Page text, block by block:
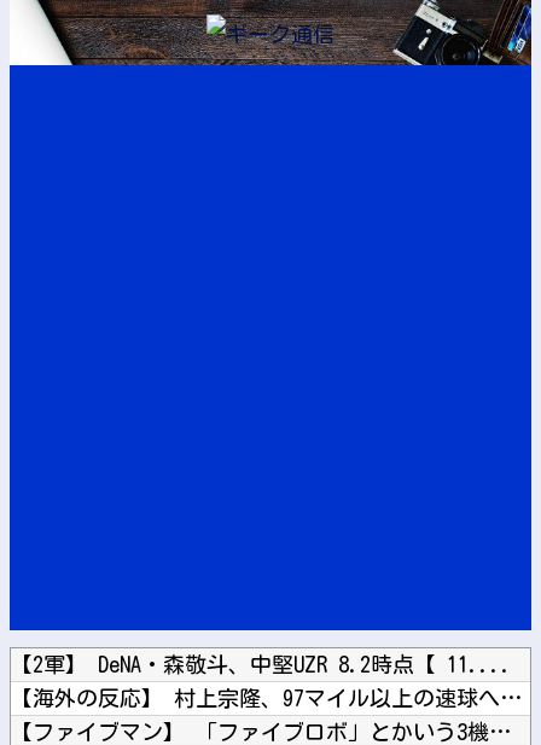
【2軍】 DeNA・森敬斗、中堅UZR 8.2時点【 11....
【海外の反応】 村上宗隆、97マイル以上の速球へのOPSがメ...
【ファイブマン】 「ファイブロボ」とかいう3機のマシンが合体...